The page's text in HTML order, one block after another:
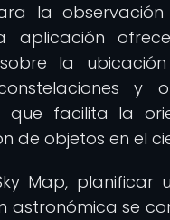
la observación
aplicación
la
y
que facilita la
de objetos en el
Map, planificar
astronómica se